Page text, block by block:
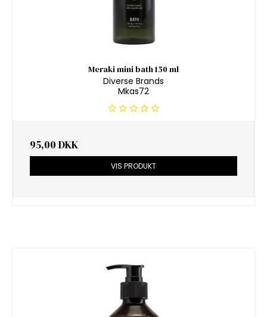
Meraki mini bath 150 ml
Diverse Brands
Mkas72
95,00 DKK
VIS PRODUKT